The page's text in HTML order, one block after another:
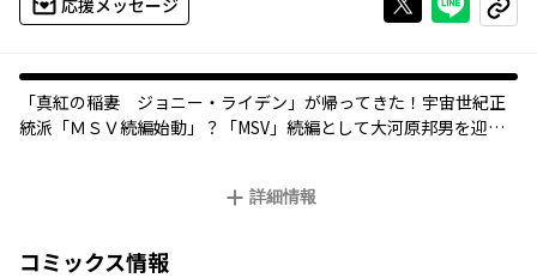
応援メッセージ コピー
「真紅の稲妻 ジョニー・ライデン」が帰ってきた！宇宙世紀正
統派「ＭＳＶ続編始動」？「MSV」続編として大河原邦男を迎え
詳細情報
コミックス情報